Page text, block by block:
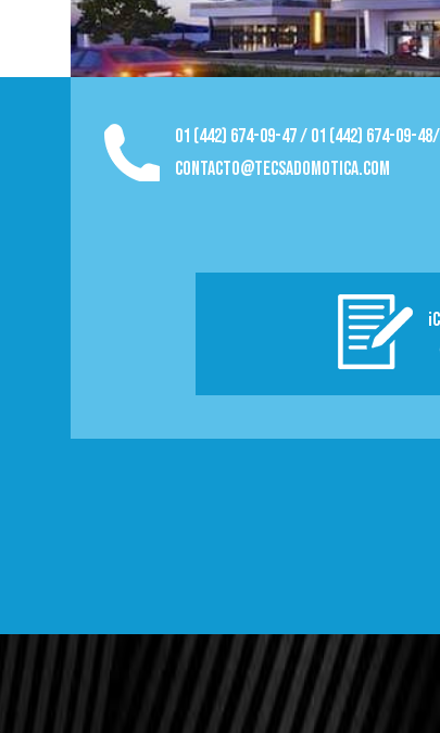
01 (442) 674-09-47 / 01 (442) 674-09-
contacto@tecsadomotica.com